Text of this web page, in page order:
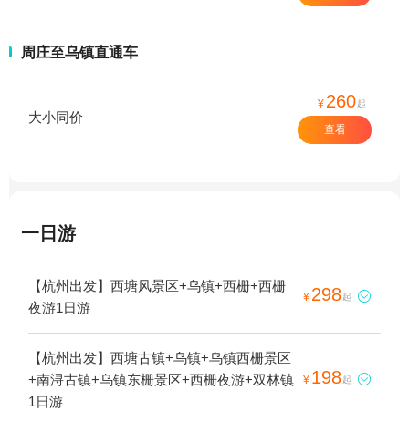
周庄至乌镇直通车
大小同价
¥ 260起
查看
一日游
【杭州出发】西塘风景区+乌镇+西栅+西栅
夜游1日游
¥ 298起 
【杭州出发】西塘古镇+乌镇+乌镇西栅景区
+南浔古镇+乌镇东栅景区+西栅夜游+双林镇
1日游
¥ 198起 